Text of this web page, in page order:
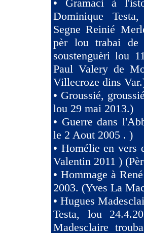
• Gramaci à
Dominique
Segne Reinié
pèr lou trabai de
soustenguèri lou
Paul Valery de
Villecroze dins
• Groussié,
lou 29 mai 2013.)
• Guerre dans
le 2 Aout 2005 . )
• Homélie en vers
Valentin 2011 )
•Hommage à
2003. (Yves La
• Hugues
Testa, lou
Madesclaire